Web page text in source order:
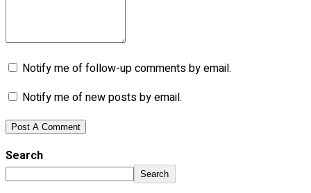
Notify me of follow-up comments by email.
Notify me of new posts by email.
Search
Search